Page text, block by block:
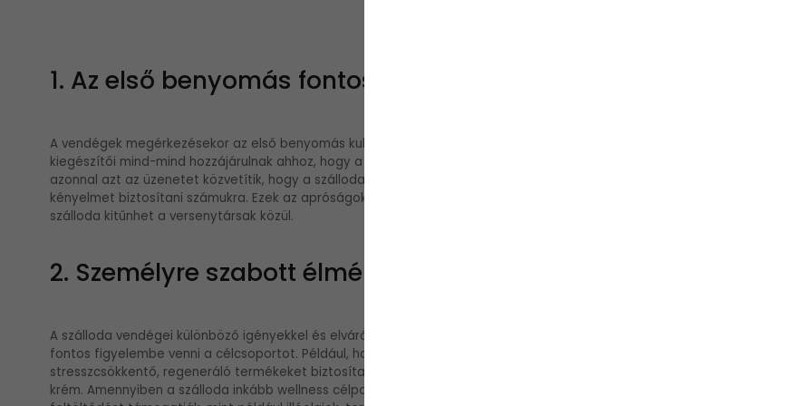
1. Az első benyomás fontossága
A vendégek megérkezésekor az első benyomás kulcsfontosságú. A szállodai szobák felszereltsége, hangulata és
kiegészítői mind-mind hozzájárulnak ahhoz, hogy a vendég jól érezze magát. A bekészített szépségápolási termékek
azonnal azt az üzenetet közvetítik, hogy a szálloda törődik a vendégeivel, és igyekszik a lehető legnagyobb
kényelmet biztosítani számukra. Ezek az apróságok nemcsak praktikusak, hanem luxusérzetet is keltenek, amivel a
szálloda kitűnhet a versenytársak közül.
2. Személyre szabott élmény
A szálloda vendégei különböző igényekkel és elvárásokkal érkeznek. A szépségápolási termékek kiválasztásakor
fontos figyelembe venni a célcsoportot. Például, ha a szálloda üzleti utazókra specializálódik, érdemes
stresszcsökkentő, regeneráló termékeket biztosítani, mint például egy frissítő arcpermet vagy egy tápláló éjszakai
krém. Amennyiben a szálloda inkább wellness célpont, olyan termékek lehetnek ideálisak, amelyek a relaxációt és a